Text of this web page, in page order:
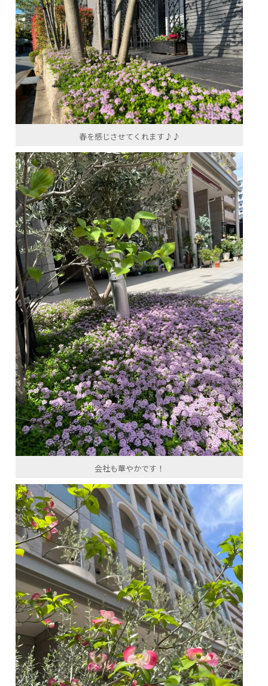
春を感じさせてくれます♪♪
会社も華やかです！